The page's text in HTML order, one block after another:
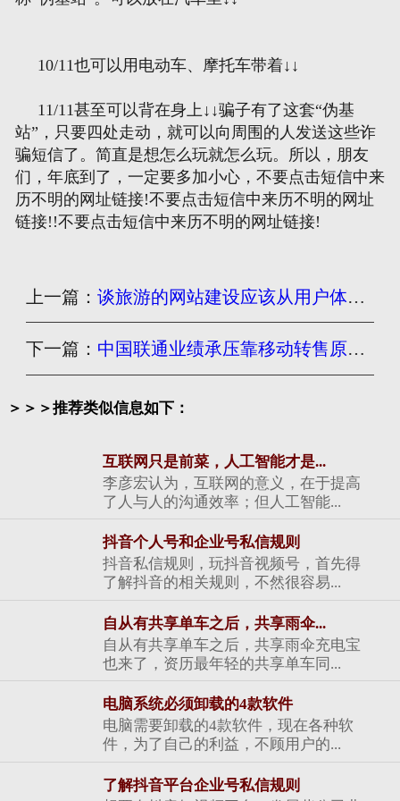
10/11也可以用电动车、摩托车带着↓↓
11/11甚至可以背在身上↓↓骗子有了这套“伪基
站”，只要四处走动，就可以向周围的人发送这些诈
骗短信了。简直是想怎么玩就怎么玩。所以，朋友
们，年底到了，一定要多加小心，不要点击短信中来
历不明的网址链接!不要点击短信中来历不明的网址
链接!!不要点击短信中来历不明的网址链接!
上一篇：谈旅游的网站建设应该从用户体验角度出发
下一篇： 中国联通业绩承压靠移动转售原因？
＞＞＞推荐类似信息如下：
互联网只是前菜，人工智能才是...
李彦宏认为，互联网的意义，在于提高
了人与人的沟通效率；但人工智能...
抖音个人号和企业号私信规则
抖音私信规则，玩抖音视频号，首先得
了解抖音的相关规则，不然很容易...
自从有共享单车之后，共享雨伞...
自从有共享单车之后，共享雨伞充电宝
也来了，资历最年轻的共享单车同...
电脑系统必须卸载的4款软件
电脑需要卸载的4款软件，现在各种软
件，为了自己的利益，不顾用户的...
了解抖音平台企业号私信规则